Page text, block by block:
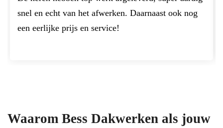
snel en echt van het afwerken. Daarnaast ook nog
een eerlijke prijs en service!
Waarom Bess Dakwerken als jouw